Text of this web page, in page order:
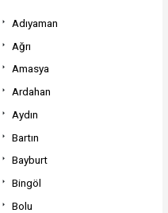
Adıyaman
Ağrı
Amasya
Ardahan
Aydın
Bartın
Bayburt
Bingöl
Bolu